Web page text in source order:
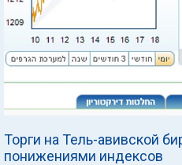
Торги на Тель-авивской
понижениями индексов